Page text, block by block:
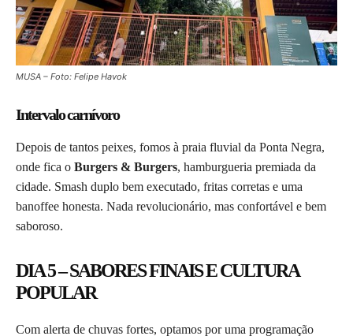
MUSA – Foto: Felipe Havok
Intervalo carnívoro
Depois de tantos peixes, fomos à praia fluvial da Ponta Negra,
onde fica o Burgers & Burgers, hamburgueria premiada da
cidade. Smash duplo bem executado, fritas corretas e uma
banoffee honesta. Nada revolucionário, mas confortável e bem
saboroso.
DIA 5 – SABORES FINAIS E CULTURA
POPULAR
Com alerta de chuvas fortes, optamos por uma programação